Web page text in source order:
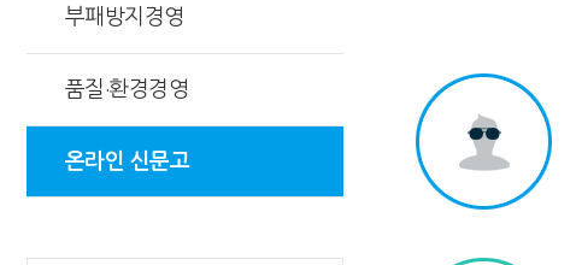
부패방지경영
품질·환경경영
온라인 신문고